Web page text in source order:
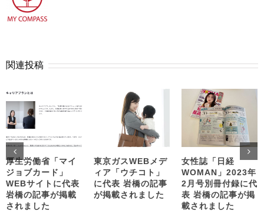
関連投稿
厚生労働省「マイ
ジョブカード」
WEBサイトに代表
岩橋の記事が掲載
されました
東京ガスWEBメデ
ィア「ウチコト」
に代表 岩橋の記事
が掲載されました
女性誌「日経
WOMAN」2023年
2月号別冊付録に代
表 岩橋の記事が掲
載されました